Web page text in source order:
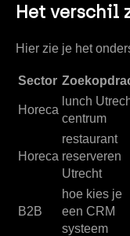
Het verschil
Hier zie je het
Sector
Horeca
lunch
centrum
Horeca
restaurant
reserveren
Utrecht
B2B
hoe kies je
een CRM
systeem